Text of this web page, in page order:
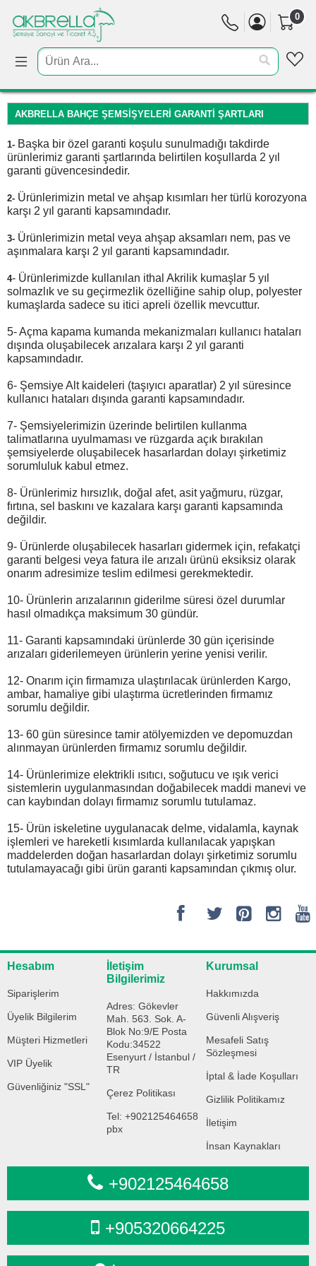
0
AKBRELLA BAHÇE ŞEMSİŞYELERİ GARANTİ ŞARTLARI
1- Başka bir özel garanti koşulu sunulmadığı takdirde
ürünlerimiz garanti şartlarında belirtilen koşullarda 2 yıl
garanti güvencesindedir.
2- Ürünlerimizin metal ve ahşap kısımları her türlü korozyona
karşı 2 yıl garanti kapsamındadır.
3- Ürünlerimizin metal veya ahşap aksamları nem, pas ve
aşınmalara karşı 2 yıl garanti kapsamındadır.
4- Ürünlerimizde kullanılan ithal Akrilik kumaşlar 5 yıl
solmazlık ve su geçirmezlik özelliğine sahip olup, polyester
kumaşlarda sadece su itici apreli özellik mevcuttur.
5- Açma kapama kumanda mekanizmaları kullanıcı hataları
dışında oluşabilecek arızalara karşı 2 yıl garanti
kapsamındadır.
6- Şemsiye Alt kaideleri (taşıyıcı aparatlar) 2 yıl süresince
kullanıcı hataları dışında garanti kapsamındadır.
7- Şemsiyelerimizin üzerinde belirtilen kullanma
talimatlarına uyulmaması ve rüzgarda açık bırakılan
şemsiyelerde oluşabilecek hasarlardan dolayı şirketimiz
sorumluluk kabul etmez.
8- Ürünlerimiz hırsızlık, doğal afet, asit yağmuru, rüzgar,
fırtına, sel baskını ve kazalara karşı garanti kapsamında
değildir.
9- Ürünlerde oluşabilecek hasarları gidermek için, refakatçi
garanti belgesi veya fatura ile arızalı ürünü eksiksiz olarak
onarım adresimize teslim edilmesi gerekmektedir.
10- Ürünlerin arızalarının giderilme süresi özel durumlar
hasıl olmadıkça maksimum 30 gündür.
11- Garanti kapsamındaki ürünlerde 30 gün içerisinde
arızaları giderilemeyen ürünlerin yerine yenisi verilir.
12- Onarım için firmamıza ulaştırılacak ürünlerden Kargo,
ambar, hamaliye gibi ulaştırma ücretlerinden firmamız
sorumlu değildir.
13- 60 gün süresince tamir atölyemizden ve depomuzdan
alınmayan ürünlerden firmamız sorumlu değildir.
14- Ürünlerimize elektrikli ısıtıcı, soğutucu ve ışık verici
sistemlerin uygulanmasından doğabilecek maddi manevi ve
can kaybından dolayı firmamız sorumlu tutulamaz.
15- Ürün iskeletine uygulanacak delme, vidalamla, kaynak
işlemleri ve hareketli kısımlarda kullanılacak yapışkan
maddelerden doğan hasarlardan dolayı şirketimiz sorumlu
tutulamayacağı gibi ürün garanti kapsamından çıkmış olur.
Hesabım
Siparişlerim
Üyelik Bilgilerim
Müşteri Hizmetleri
VIP Üyelik
Güvenliğiniz "SSL"
İletişim
Bilgilerimiz
Adres: Gökevler
Mah. 563. Sok. A-
Blok No:9/E Posta
Kodu:34522
Esenyurt / İstanbul /
TR
Çerez Politikası
Tel: +902125464658
pbx
Kurumsal
Hakkımızda
Güvenli Alışveriş
Mesafeli Satış
Sözleşmesi
İptal & İade Koşulları
Gizlilik Politikamız
İletişim
İnsan Kaynakları
+902125464658
+905320664225